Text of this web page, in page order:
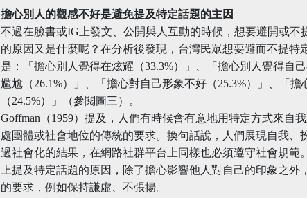
擔心別人的觀感不好是避免提及特定話題的主因
不過在臉書或IG上發文、公開與人互動的時候，想要避開或不
的原因又是什麼呢？在分析後發現，台灣民眾想要避而不提特
是：「擔心別人覺得在炫耀（33.3%）」、「擔心別人覺得自
尷尬（26.1%）」、「擔心對自己形象不好（25.3%）」、「
（24.5%）」（參閱圖三）。
Goffman（1959）提及，人們有時候會有意地用特定方式來自
處團體或社會地位的傳統的要求。換句話說，人們展現自我、
過社會化的結果，在網路社群平台上同樣也必須遵守社會規範
上提及特定話題的原因，除了擔心影響他人對自己的印象之
的要求，例如保持謙虛、不張揚。